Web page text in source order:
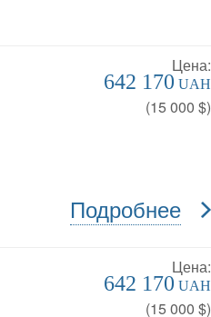
Цена:
642 170 UAH
(15 000 $)
Подробнее
Цена:
642 170 UAH
(15 000 $)